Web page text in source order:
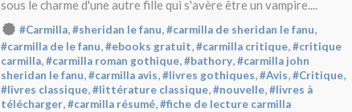
sous le charme d'une autre fille qui s'avère être un vampire....
#Carmilla,#sheridan le fanu,#carmilla de sheridan le fanu,
#carmilla de le fanu,#ebooks gratuit,#carmilla critique,#critique
carmilla,#carmilla roman gothique,#bathory,#carmilla john
sheridan le fanu,#carmilla avis,#livres gothiques,#Avis,#Critique,
#livres classique,#littérature classique,#nouvelle,#livres à
télécharger,#carmilla résumé,#fiche de lecture carmilla